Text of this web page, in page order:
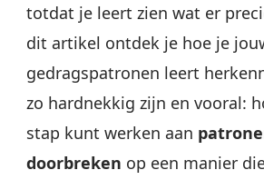
totdat je leert zien wat er
dit artikel ontdek je hoe je
gedragspatronen leert
zo hardnekkig zijn en vooral:
stap kunt werken aan
doorbreken op een manier